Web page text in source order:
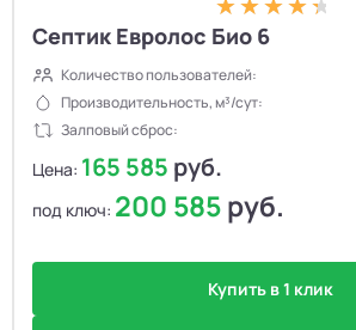
Септик Евролос Био 6
Количество пользователей:
Производительность, м³/сут:
Залповый сброс:
Цена: 165 585 руб.
под ключ: 200 585руб.
Купить в 1 клик